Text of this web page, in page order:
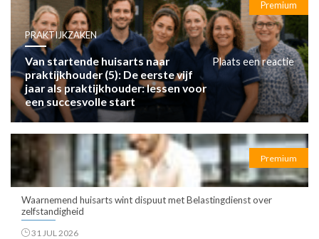
Premium
PRAKTIJKZAKEN
Van startende huisarts naar
praktijkhouder (5): De eerste vijf
jaar als praktijkhouder: lessen voor
een succesvolle start
Plaats een reactie
Premium
Waarnemend huisarts wint dispuut met Belastingdienst over
zelfstandigheid
31 JUL 2026